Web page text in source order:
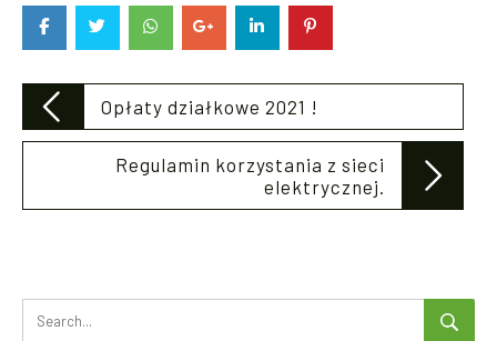
Post
navigationOpłaty działkowe 2021 !
Regulamin korzystania z sieci
elektrycznej.